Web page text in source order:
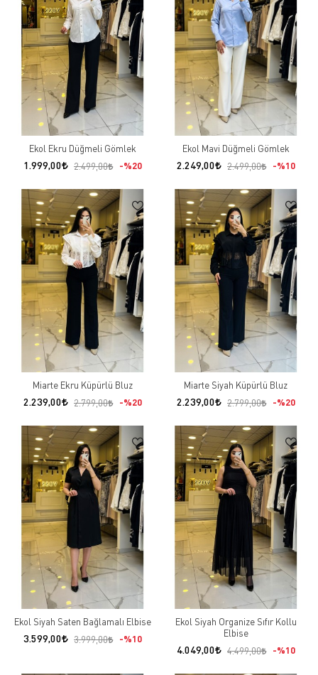
Ekol Ekru Düğmeli Gömlek
1.999,00 2.499,00 %20
Ekol Mavi Düğmeli Gömlek
2.249,00 2.499,00 %10
Miarte Ekru Küpürlü Bluz
2.239,00 2.799,00 %20
Miarte Siyah Küpürlü Bluz
2.239,00 2.799,00 %20
Ekol Siyah Saten Bağlamalı Elbise
3.599,00 3.999,00 %10
Ekol Siyah Organize Sıfır Kollu
Elbise
4.049,00 4.499,00 %10